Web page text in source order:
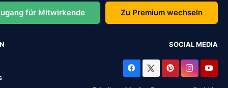
für Mitwirkende Zu Premium wechseln
SOCIAL MEDIA